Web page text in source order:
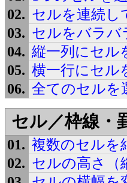
セルを連続し
セルをバラバ
縦一列にセル
横一行にセル
全てのセルを
セル／枠線・
複数のセルを
セルの高さ（